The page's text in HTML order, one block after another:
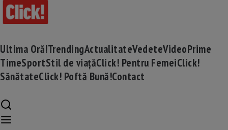
Ultima Oră!TrendingActualitateVedeteVideoPrime
TimeSportStil de viațăClick! Pentru FemeiClick!
SănătateClick! Poftă Bună!Contact